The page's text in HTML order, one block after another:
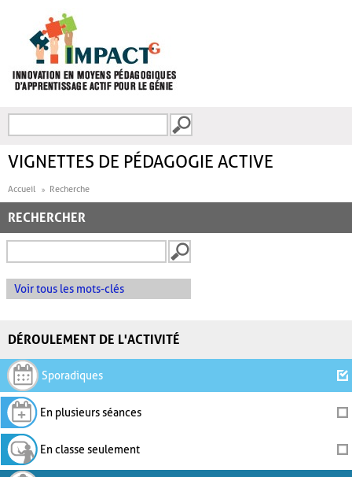
FORMULAIRE DE
VIGNETTES DE PÉDAGOGIE ACTIVE
Accueil Recherche
RECHERCHER
Voir tous les mots-clés
DÉROULEMENT DE L'ACTIVITÉ
Sporadiques
En plusieurs séances
En classe seulement